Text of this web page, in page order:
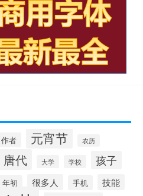
作者 元宵节 农历
唐代 大学 学校 孩子
年初 很多人 手机 技能